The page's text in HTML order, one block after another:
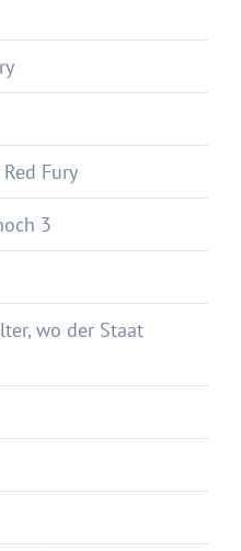
Fury
3
wo der Staat